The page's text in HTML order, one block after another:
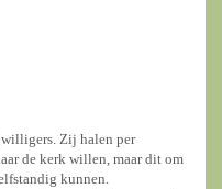
Zij halen per
de kerk willen, maar dit om
kunnen.